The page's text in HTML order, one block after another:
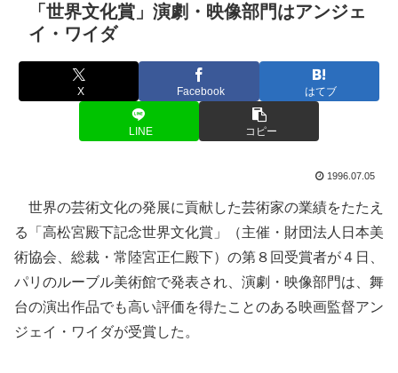
「世界文化賞」演劇・映像部門はアンジェ
イ・ワイダ
X Facebook はてブ
LINE コピー
1996.07.05
世界の芸術文化の発展に貢献した芸術家の業績をたたえ
る「高松宮殿下記念世界文化賞」（主催・財団法人日本美
術協会、総裁・常陸宮正仁殿下）の第８回受賞者が４日、
パリのルーブル美術館で発表され、演劇・映像部門は、舞
台の演出作品でも高い評価を得たことのある映画監督アン
ジェイ・ワイダが受賞した。